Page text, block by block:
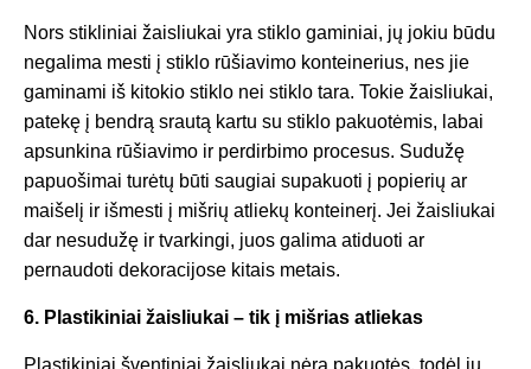
Nors stikliniai žaisliukai yra stiklo gaminiai, jų jokiu būdu
negalima mesti į stiklo rūšiavimo konteinerius, nes jie
gaminami iš kitokio stiklo nei stiklo tara. Tokie žaisliukai,
patekę į bendrą srautą kartu su stiklo pakuotėmis, labai
apsunkina rūšiavimo ir perdirbimo procesus. Sudužę
papuošimai turėtų būti saugiai supakuoti į popierių ar
maišelį ir išmesti į mišrių atliekų konteinerį. Jei žaisliukai
dar nesudužę ir tvarkingi, juos galima atiduoti ar
pernaudoti dekoracijose kitais metais.
6. Plastikiniai žaisliukai – tik į mišrias atliekas
Plastikiniai šventiniai žaisliukai nėra pakuotės, todėl jų